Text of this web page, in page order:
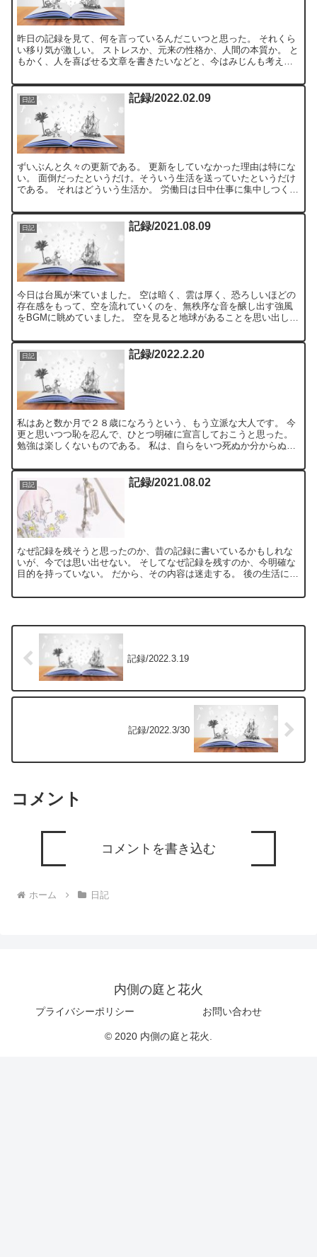
昨日の記録を見て、何を言っているんだこいつと思った。 それくら
い移り気が激しい。 ストレスか、元来の性格か、人間の本質か。 と
もかく、人を喜ばせる文章を書きたいなどと、今はみじんも考えて
日記 記録/2022.02.09
ずいぶんと久々の更新である。 更新をしていなかった理由は特にな
い。 面倒だったというだけ。そういう生活を送っていたというだけ
である。 それはどういう生活か。 労働日は日中仕事に集中しつく
日記 記録/2021.08.09
今日は台風が来ていました。 空は暗く、雲は厚く、恐ろしいほどの
存在感をもって、空を流れていくのを、無秩序な音を醸し出す強風
をBGMに眺めていました。 空を見ると地球があることを思い出しま
日記 記録/2022.2.20
私はあと数か月で２８歳になろうという、もう立派な大人です。 今
更と思いつつ恥を忍んで、ひとつ明確に宣言しておこうと思った。
勉強は楽しくないものである。 私は、自らをいつ死ぬか分からぬ生
日記 記録/2021.08.02
なぜ記録を残そうと思ったのか、昔の記録に書いているかもしれな
いが、今では思い出せない。 そしてなぜ記録を残すのか、今明確な
目的を持っていない。 だから、その内容は迷走する。 後の生活に役
記録/2022.3.19
記録/2022.3/30
コメント
コメントを書き込む
ホーム 日記
内側の庭と花火
プライバシーポリシー お問い合わせ
© 2020 内側の庭と花火.